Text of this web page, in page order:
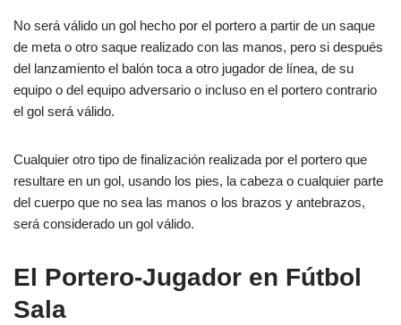
No será válido un gol hecho por el portero a partir de un saque
de meta o otro saque realizado con las manos, pero si después
del lanzamiento el balón toca a otro jugador de línea, de su
equipo o del equipo adversario o incluso en el portero contrario
el gol será válido.
Cualquier otro tipo de finalización realizada por el portero que
resultare en un gol, usando los pies, la cabeza o cualquier parte
del cuerpo que no sea las manos o los brazos y antebrazos,
será considerado un gol válido.
El Portero-Jugador en Fútbol
Sala